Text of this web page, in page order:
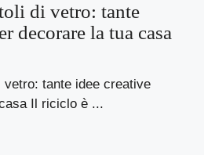
di vetro: tante
decorare la tua casa
tante idee creative
Il riciclo è ...